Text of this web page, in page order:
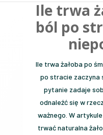
Ile trwa
ból po
Ile trwa żałoba po
po stracie zaczyna
pytanie zadaje
odnaleźć się w
ważnego. W
trwać naturalna